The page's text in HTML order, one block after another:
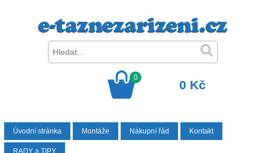
0
0 Kč
Úvodní stránka Montáže Nákupní řád Kontakt
RADY a TIPY